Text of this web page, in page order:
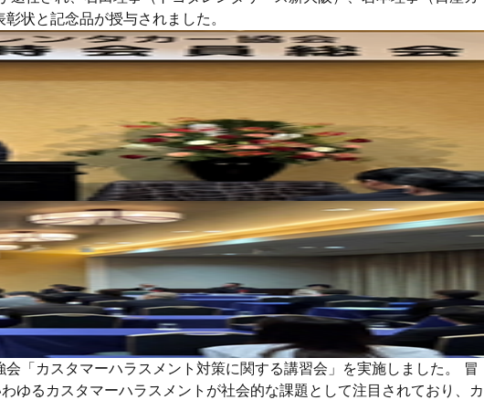
状と記念品が授与されました。
「カスタマーハラスメント対策に関する講習会」を実施しました。 冒
ゆるカスタマーハラスメントが社会的な課題として注目されており、カ